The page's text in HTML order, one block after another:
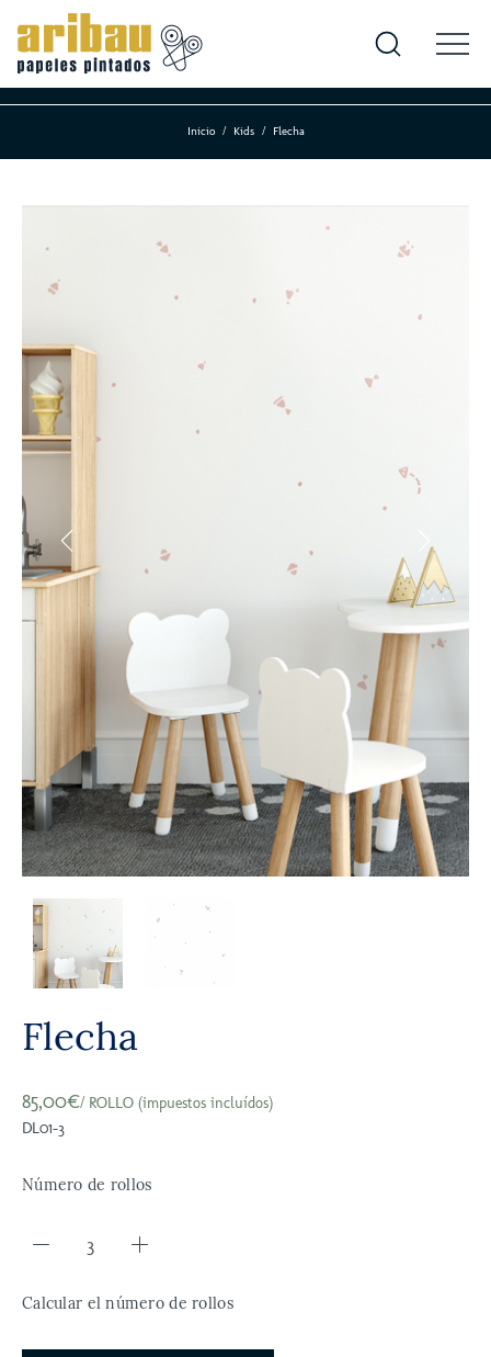
Inicio Kids Flecha
Flecha
85,00€/ ROLLO (impuestos incluídos)
DL01-3
Número de rollos
Calcular el número de rollos